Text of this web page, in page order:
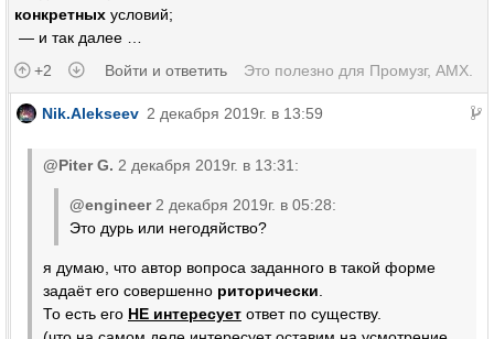
конкретных условий;
— и так далее …
+2
Войти и ответить Это полезно для Промузг, AMX
Nik.Alekseev 2 декабря 2019г. в 13:59
@Piter G. 2 декабря 2019г. в 13:31:
@engineer 2 декабря 2019г. в 05:28:
Это дурь или негодяйство?
я думаю, что автор вопроса заданного в такой форме
задаёт его совершенно риторически
То есть его НЕ интересует ответ по существу.